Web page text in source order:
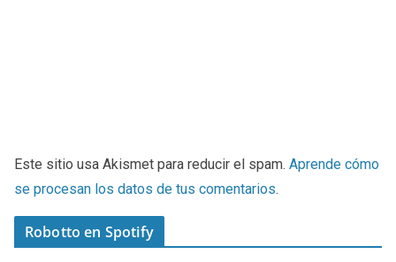
Este sitio usa Akismet para reducir el spam. Aprende cómo
se procesan los datos de tus comentarios.
Robotto en Spotify